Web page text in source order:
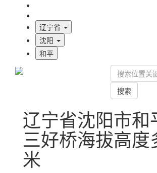
辽宁省
沈阳
和平
搜索
辽宁省沈阳市和
三好桥海拔高度
米